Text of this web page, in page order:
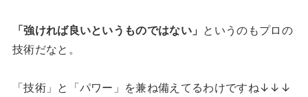
「強ければ良いというものではない」 というのもプロの
技術だなと。
「技術」と「パワー」を兼ね備えてるわけですね↓↓↓